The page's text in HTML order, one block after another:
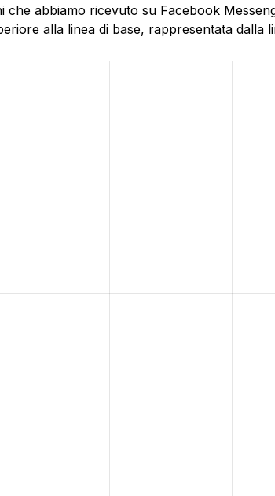
che abbiamo ricevuto su Facebook
alla linea di base, rappresentata dalla